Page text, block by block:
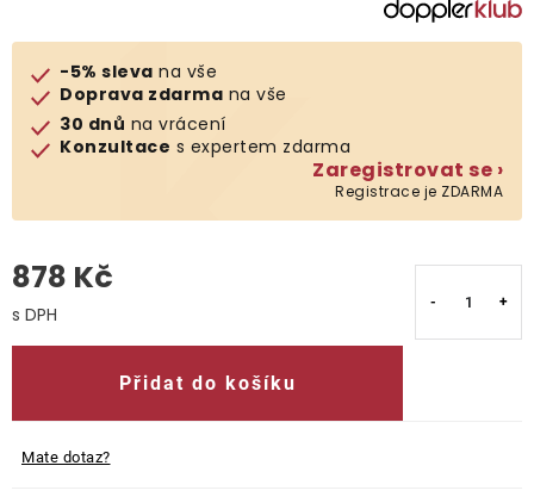
Klub výhod
-5% sleva na vše
Doprava zdarma na vše
30 dnů na vrácení
Konzultace s expertem zdarma
Zaregistrovat se ›
Registrace je ZDARMA
878 Kč
Přidat do košíku
Mate dotaz?